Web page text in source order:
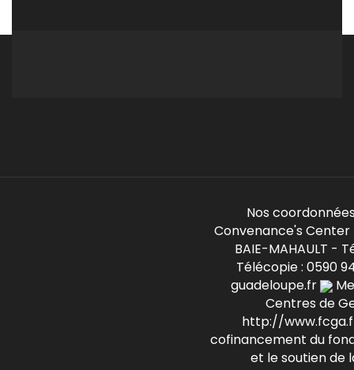
Nos coordonnées
Convenance's Center
BAIE-MAHAULT -
Télécopie : 0590
guadeloupe.fr
Centres de
http://
cofinancement du
et le soutien de